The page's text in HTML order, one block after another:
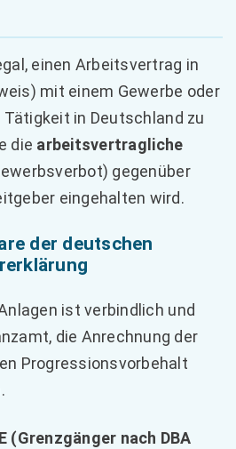
einen Arbeitsvertrag in
mit einem Gewerbe oder
in Deutschland zu
die arbeitsvertragliche
gegenüber
eingehalten wird.
der deutschen
ist verbindlich und
die Anrechnung der
Progressionsvorbehalt
(Grenzgänger nach DBA